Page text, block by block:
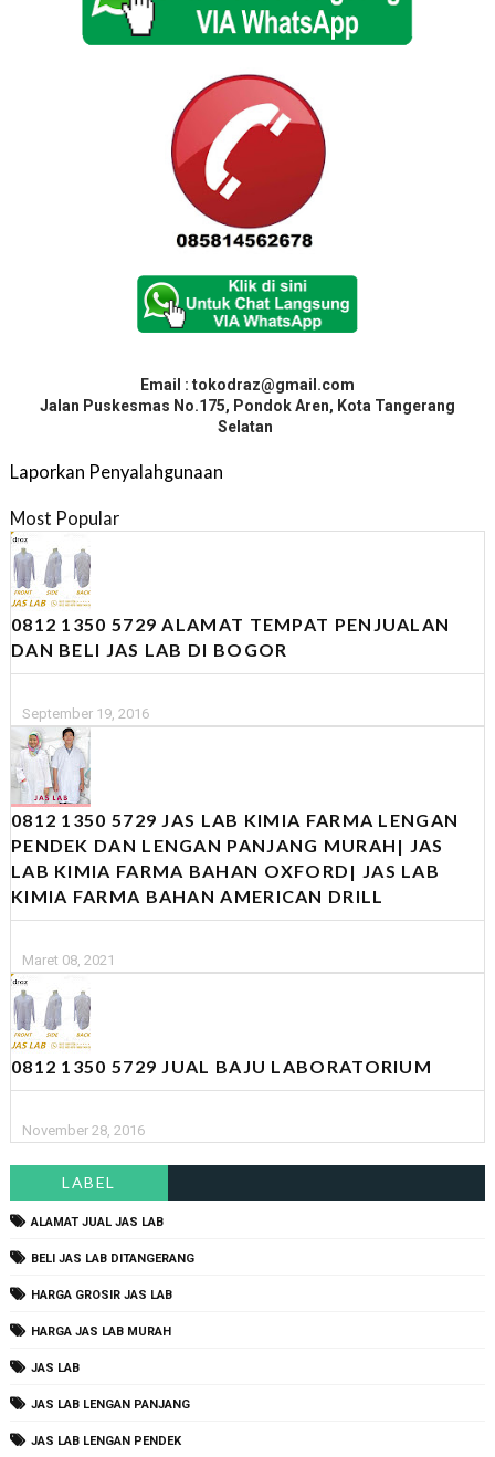
Email : tokodraz@gmail.com
Jalan Puskesmas No.175, Pondok Aren, Kota Tangerang
Selatan
Laporkan Penyalahgunaan
Most Popular
0812 1350 5729 ALAMAT TEMPAT PENJUALAN
DAN BELI JAS LAB DI BOGOR
September 19, 2016
0812 1350 5729 JAS LAB KIMIA FARMA LENGAN
PENDEK DAN LENGAN PANJANG MURAH| JAS
LAB KIMIA FARMA BAHAN OXFORD| JAS LAB
KIMIA FARMA BAHAN AMERICAN DRILL
Maret 08, 2021
0812 1350 5729 JUAL BAJU LABORATORIUM
November 28, 2016
LABEL
ALAMAT JUAL JAS LAB
BELI JAS LAB DITANGERANG
HARGA GROSIR JAS LAB
HARGA JAS LAB MURAH
JAS LAB
JAS LAB LENGAN PANJANG
JAS LAB LENGAN PENDEK